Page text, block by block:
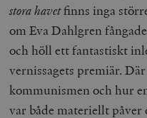
stora havetfinns inga
om Eva Dahlgren
och höll ett fantastiskt
vernissagets premiär.
kommunismen och hur
var både materiellt